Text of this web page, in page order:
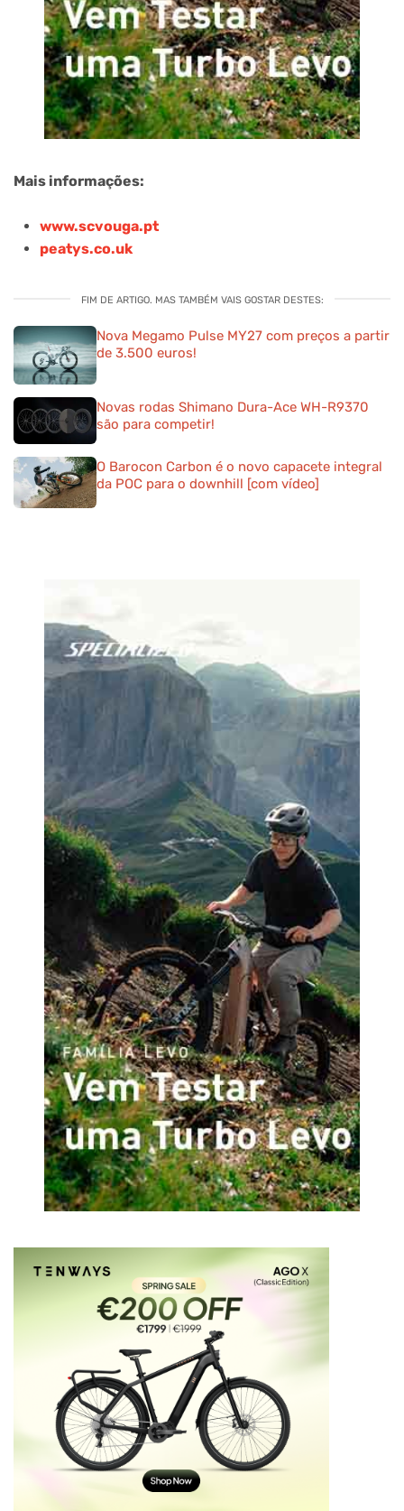
Mais informações:
www.scvouga.pt
peatys.co.uk
FIM DE ARTIGO. MAS TAMBÉM VAIS GOSTAR DESTES:
Nova Megamo Pulse MY27 com preços a partir
de 3.500 euros!
Novas rodas Shimano Dura-Ace WH-R9370
são para competir!
O Barocon Carbon é o novo capacete integral
da POC para o downhill [com vídeo]